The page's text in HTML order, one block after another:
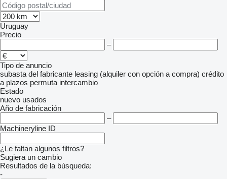
Uruguay
Precio
–
Tipo de anuncio
subasta del fabricante leasing (alquiler con opción a compra) crédito
a plazos permuta intercambio
Estado
nuevo usados
Año de fabricación
–
Machineryline ID
¿Le faltan algunos filtros?
Sugiera un cambio
Resultados de la búsqueda:
-